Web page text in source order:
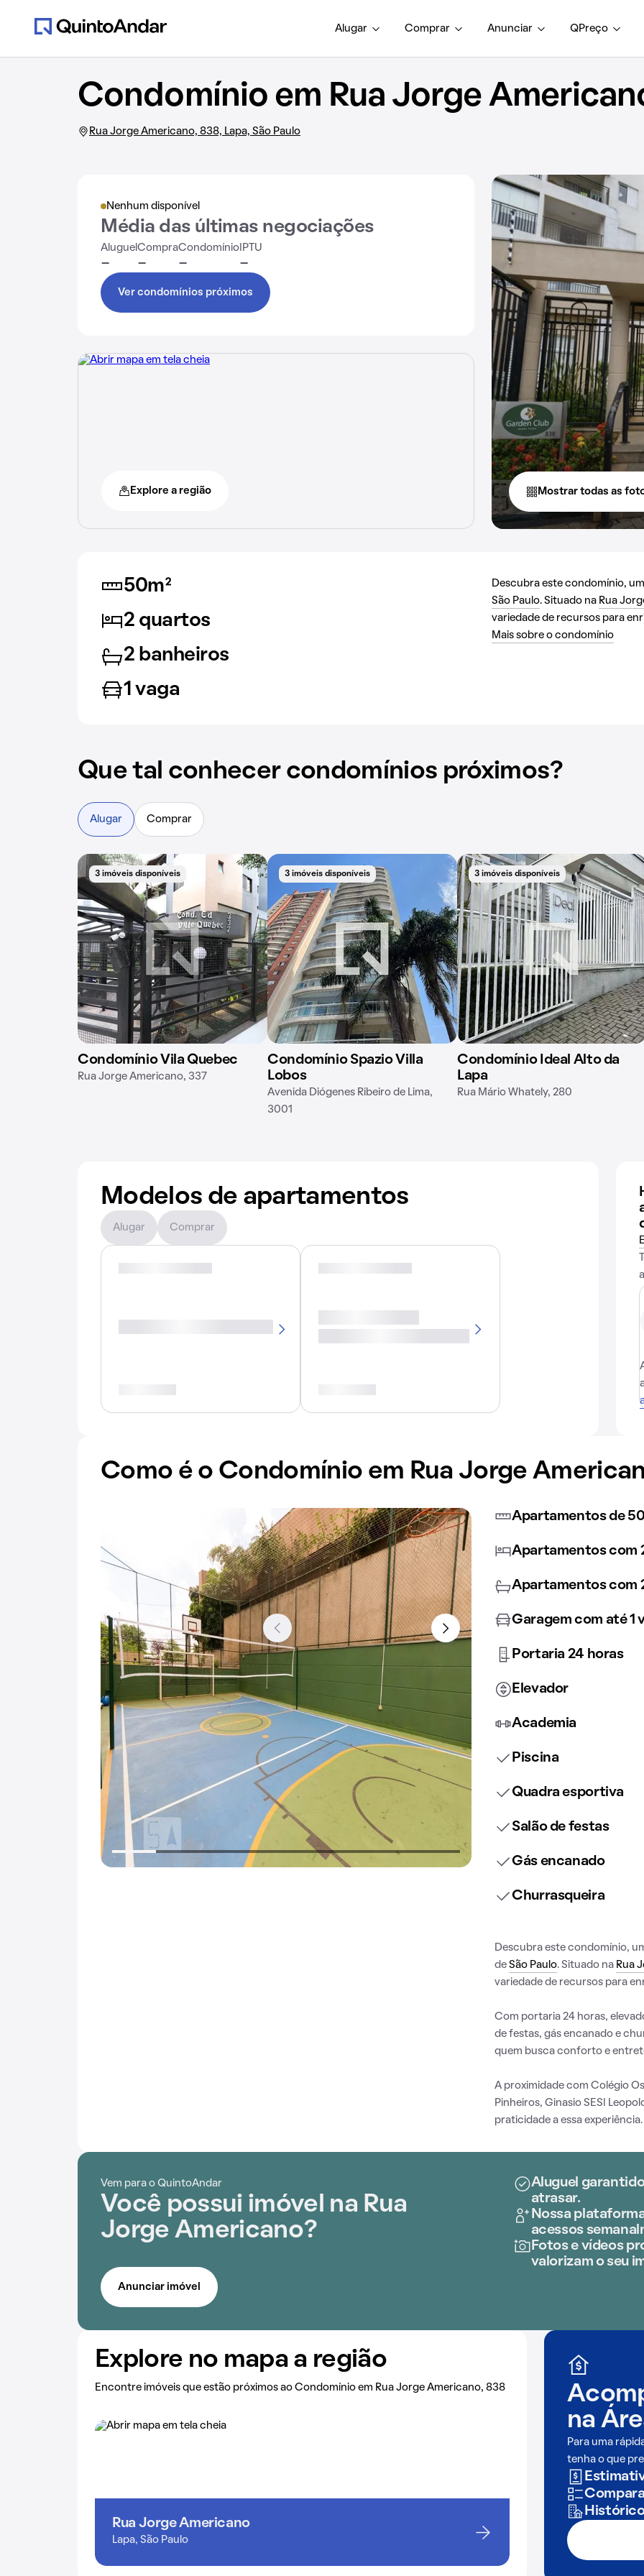
Alugar Comprar Anunciar QPreço
Condomínio em Rua Jorge
Rua Jorge Americano, 838, Lapa, São Paulo
Nenhum disponível
Média das últimas negociações
Aluguel
-
Compra
-
Condomínio
-
IPTU
-
Ver condomínios próximos
Explore a região Mostrar todas as
50m²
2 quartos
2 banheiros
1 vaga
Descubra este condomínio,
São Paulo. Situado na Rua
variedade de recursos para
Mais sobre o condomínio
Que tal conhecer condomínios próximos?
Alugar Comprar
3 imóveis disponíveis
Condomínio Vila Quebec
Rua Jorge Americano, 337
3 imóveis disponíveis
Condomínio Spazio Villa
Lobos
Avenida Diógenes Ribeiro de Lima,
3001
3 imóveis disponíveis
Condomínio Ideal Alto da
Lapa
Rua Mário Whately, 280
Modelos de apartamentos
Alugar Comprar
Como é o Condomínio em Rua Jorge
Apartamentos de
Apartamentos com
Apartamentos com
Garagem com até 1
Portaria 24 horas
Elevador
Academia
Piscina
Quadra esportiva
Salão de festas
Gás encanado
Churrasqueira
Descubra este condomínio,
de São Paulo. Situado na Rua
variedade de recursos para
Com portaria 24 horas,
de festas, gás encanado e
quem busca conforto e
A proximidade com Colégio
Pinheiros, Ginasio SESI
praticidade a essa experiência.
Vem para o QuintoAndar
Você possui imóvel na Rua
Jorge Americano?
Aluguel
atrasar.
Nossa
acessos
Fotos e vídeos
valorizam o seu
Anunciar imóvel
Explore no mapa a região
Encontre imóveis que estão próximos ao Condomínio em Rua Jorge Americano, 838
Rua Jorge Americano
Lapa, São Paulo
na
Para uma
tenha o que